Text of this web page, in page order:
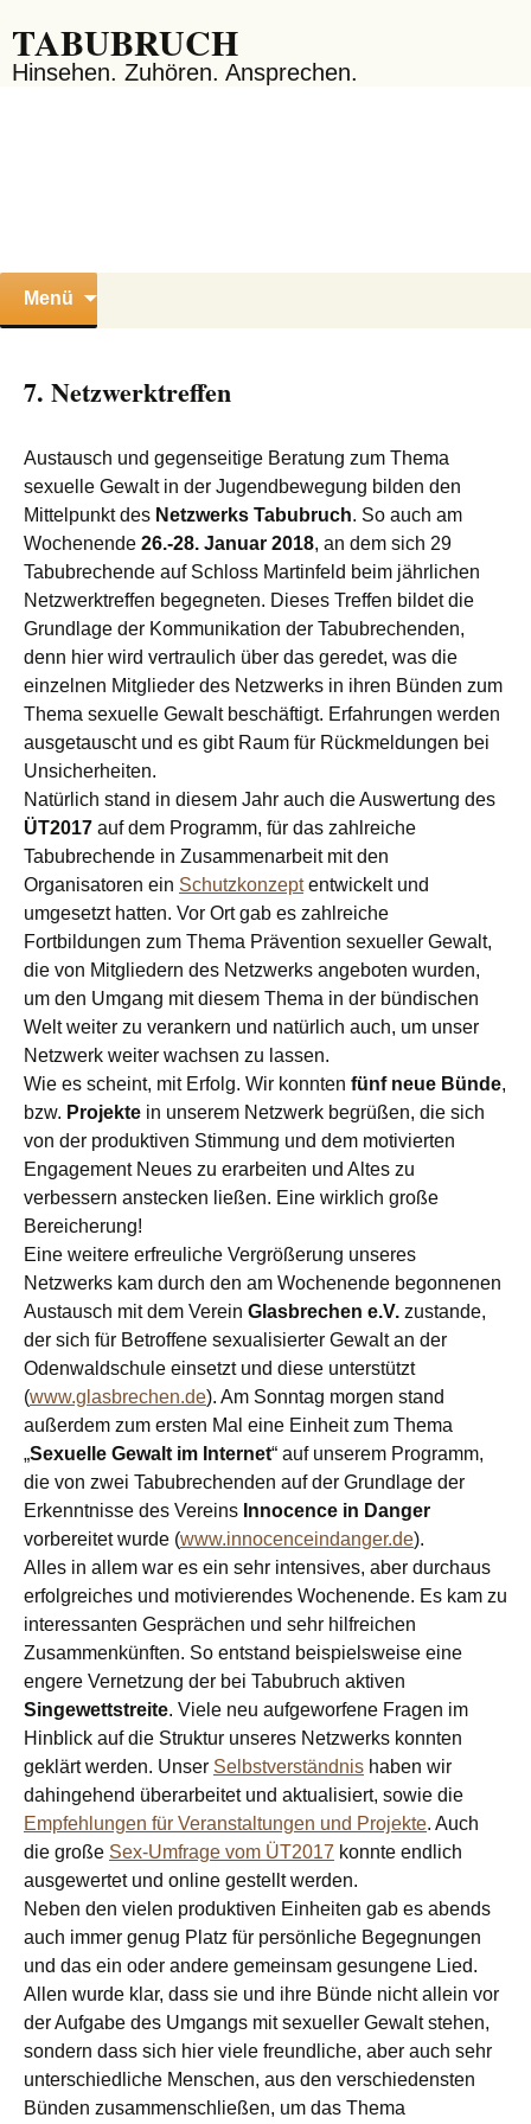
Inhalt
springen
TABUBRUCH
Hinsehen. Zuhören. Ansprechen.
Menü
7. Netzwerktreffen
Austausch und gegenseitige Beratung zum Thema
sexuelle Gewalt in der Jugendbewegung bilden den
Mittelpunkt des Netzwerks Tabubruch. So auch am
Wochenende 26.-28. Januar 2018, an dem sich 29
Tabubrechende auf Schloss Martinfeld beim jährlichen
Netzwerktreffen begegneten. Dieses Treffen bildet die
Grundlage der Kommunikation der Tabubrechenden,
denn hier wird vertraulich über das geredet, was die
einzelnen Mitglieder des Netzwerks in ihren Bünden zum
Thema sexuelle Gewalt beschäftigt. Erfahrungen werden
ausgetauscht und es gibt Raum für Rückmeldungen bei
Unsicherheiten.
Natürlich stand in diesem Jahr auch die Auswertung des
ÜT2017 auf dem Programm, für das zahlreiche
Tabubrechende in Zusammenarbeit mit den
Organisatoren ein Schutzkonzeptentwickelt und
umgesetzt hatten. Vor Ort gab es zahlreiche
Fortbildungen zum Thema Prävention sexueller Gewalt,
die von Mitgliedern des Netzwerks angeboten wurden,
um den Umgang mit diesem Thema in der bündischen
Welt weiter zu verankern und natürlich auch, um unser
Netzwerk weiter wachsen zu lassen.
Wie es scheint, mit Erfolg. Wir konnten fünf neue Bünde,
bzw. Projekte in unserem Netzwerk begrüßen, die sich
von der produktiven Stimmung und dem motivierten
Engagement Neues zu erarbeiten und Altes zu
verbessern anstecken ließen. Eine wirklich große
Bereicherung!
Eine weitere erfreuliche Vergrößerung unseres
Netzwerks kam durch den am Wochenende begonnenen
Austausch mit dem Verein Glasbrechen e.V. zustande,
der sich für Betroffene sexualisierter Gewalt an der
Odenwaldschule einsetzt und diese unterstützt
(www.glasbrechen.de). Am Sonntag morgen stand
außerdem zum ersten Mal eine Einheit zum Thema
„Sexuelle Gewalt im Internet“ auf unserem Programm,
die von zwei Tabubrechenden auf der Grundlage der
Erkenntnisse des Vereins Innocence in Danger
vorbereitet wurde (www.innocenceindanger.de).
Alles in allem war es ein sehr intensives, aber durchaus
erfolgreiches und motivierendes Wochenende. Es kam zu
interessanten Gesprächen und sehr hilfreichen
Zusammenkünften. So entstand beispielsweise eine
engere Vernetzung der bei Tabubruch aktiven
Singewettstreite. Viele neu aufgeworfene Fragen im
Hinblick auf die Struktur unseres Netzwerks konnten
geklärt werden. Unser Selbstverständnis haben wir
dahingehend überarbeitet und aktualisiert, sowie die
Empfehlungen für Veranstaltungen und Projekte. Auch
die große Sex-Umfrage vom ÜT2017 konnte endlich
ausgewertet und online gestellt werden.
Neben den vielen produktiven Einheiten gab es abends
auch immer genug Platz für persönliche Begegnungen
und das ein oder andere gemeinsam gesungene Lied.
Allen wurde klar, dass sie und ihre Bünde nicht allein vor
der Aufgabe des Umgangs mit sexueller Gewalt stehen,
sondern dass sich hier viele freundliche, aber auch sehr
unterschiedliche Menschen, aus den verschiedensten
Bünden zusammenschließen, um das Thema